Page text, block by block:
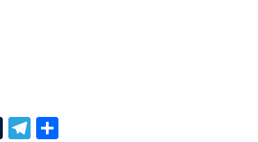
TumblrTelegram